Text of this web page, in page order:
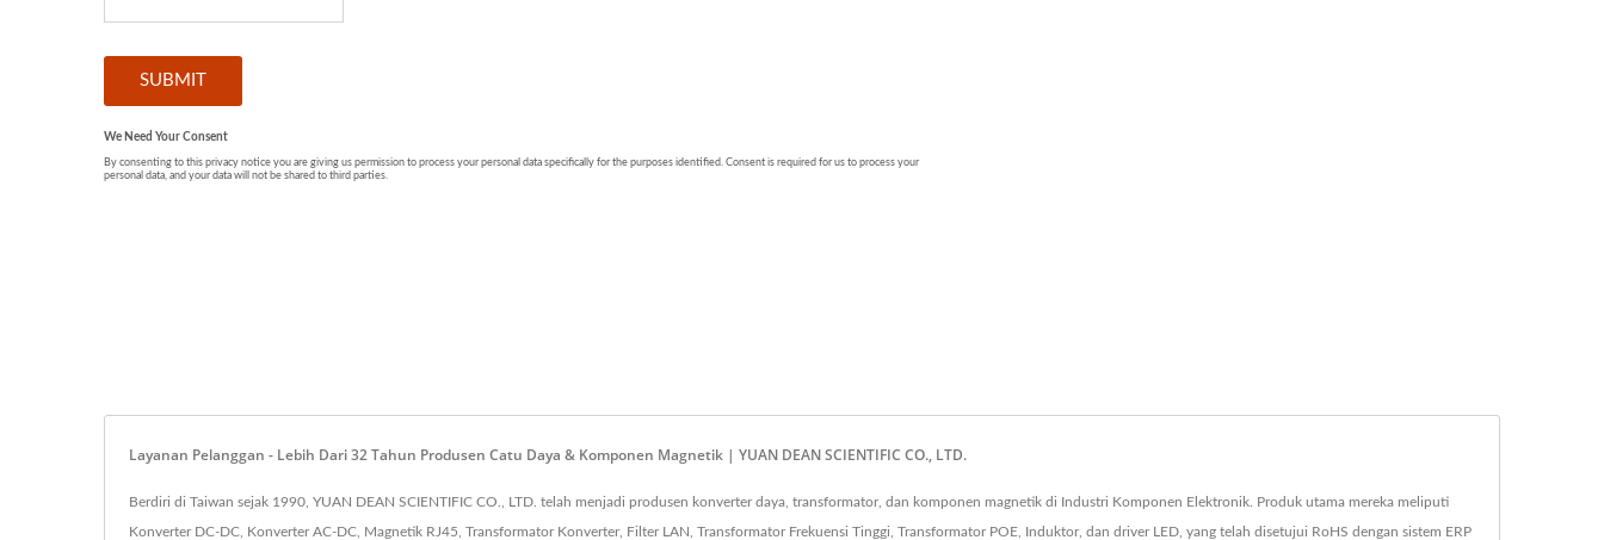
Layanan Pelanggan - Lebih Dari 32 Tahun Produsen Catu Daya & Komponen Magnetik | YUAN DEAN SCIENTIFIC CO., LTD.
Berdiri di Taiwan sejak 1990, YUAN DEAN SCIENTIFIC CO., LTD. telah menjadi produsen konverter daya, transformator, dan komponen magnetik di Industri Komponen Elektronik. Produk utama mereka meliputi
Konverter DC-DC, Konverter AC-DC, Magnetik RJ45, Transformator Konverter, Filter LAN, Transformator Frekuensi Tinggi, Transformator POE, Induktor, dan driver LED, yang telah disetujui RoHS dengan sistem ERP